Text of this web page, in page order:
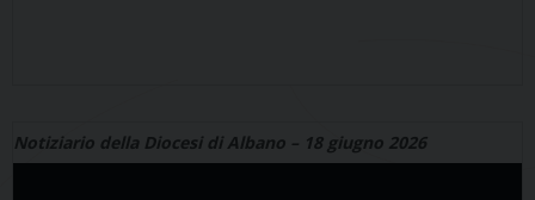
Notiziario della Diocesi di Albano – 18 giugno 2026